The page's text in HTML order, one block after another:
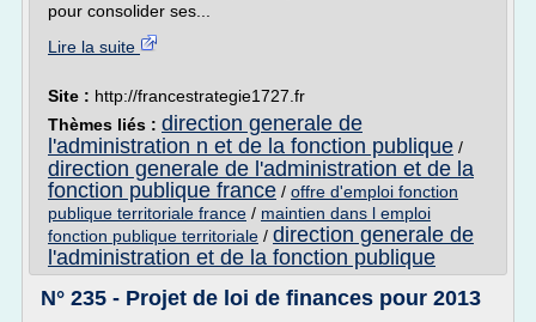
pour consolider ses...
Lire la suite
Site : http://francestrategie1727.fr
Thèmes liés : direction generale de
l'administration n et de la fonction publique /
direction generale de l'administration et de la
fonction publique france / offre d'emploi fonction
publique territoriale france / maintien dans l emploi
fonction publique territoriale / direction generale de
l'administration et de la fonction publique
N° 235 - Projet de loi de finances pour 2013